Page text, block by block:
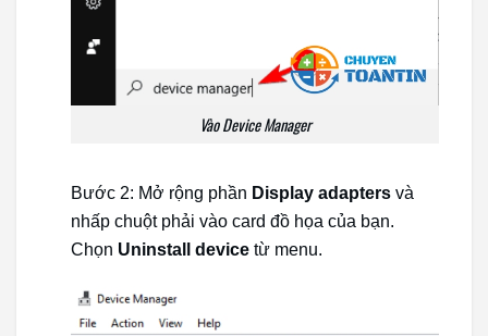
Vào Device Manager
Bước 2: Mở rộng phần Display adapters và
nhấp chuột phải vào card đồ họa của bạn.
Chọn Uninstall device từ menu.